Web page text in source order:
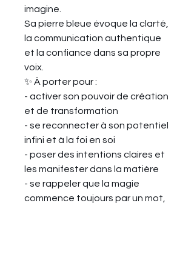
imagine.
Sa pierre bleue évoque la clarté,
la communication authentique
et la confiance dans sa propre
voix.
✨ À porter pour :
- activer son pouvoir de création
et de transformation
- se reconnecter à son potentiel
infini et à la foi en soi
- poser des intentions claires et
les manifester dans la matière
- se rappeler que la magie
commence toujours par un mot,